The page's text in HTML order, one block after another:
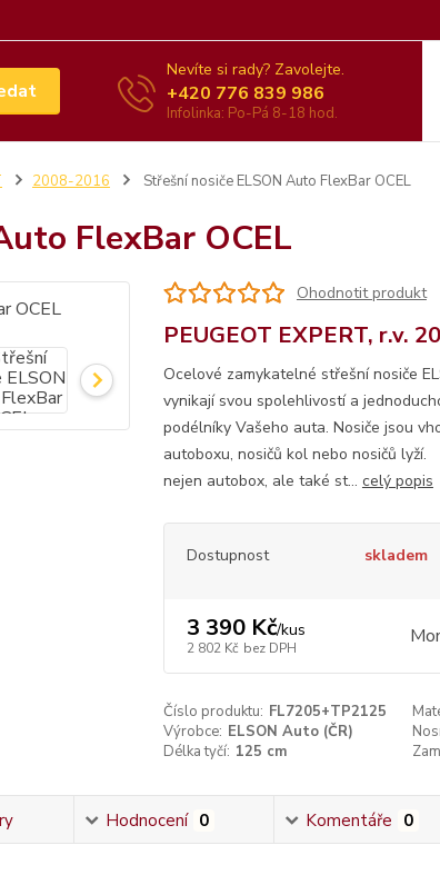
Nevíte si rady? Zavolejte.
+420 776 839 986
Infolinka: Po-Pá 8-18 hod.
2008-2016 Střešní nosiče ELSON Auto FlexBar OCEL
FlexBar OCEL
Ohodnotit produkt
PEUGEOT EXPERT, r.v.
Ocelové zamykatelné střešní nosiče
vynikají svou spolehlivostí a
podélníky Vašeho auta. Nosiče jsou
autoboxu, nosičů kol nebo nosičů
nejen autobox, ale také st... celý popis
Dostupnost skladem
3 390 Kč/kus
2 802 Kč bez DPH
Číslo produktu: FL7205+TP2125
Výrobce: ELSON Auto (ČR)
Délka tyčí: 125 cm
Hodnocení 0 Komentáře 0